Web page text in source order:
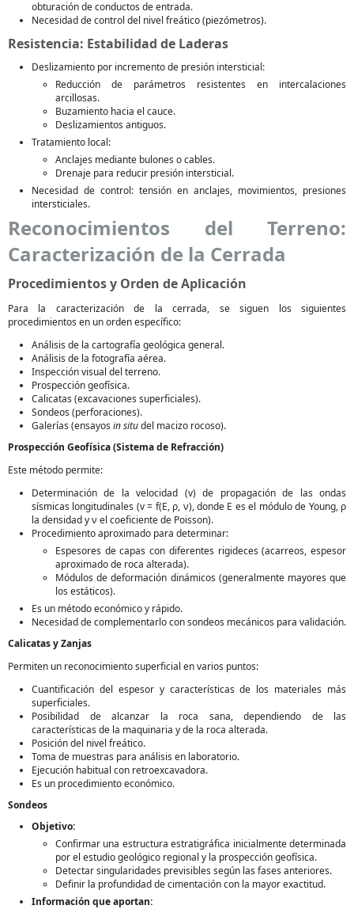
obturación de conductos de entrada.
Necesidad de control del nivel freático (piezómetros).
Resistencia: Estabilidad de Laderas
Deslizamiento por incremento de presión intersticial:
Reducción de parámetros resistentes en intercalaciones
arcillosas.
Buzamiento hacia el cauce.
Deslizamientos antiguos.
Tratamiento local:
Anclajes mediante bulones o cables.
Drenaje para reducir presión intersticial.
Necesidad de control: tensión en anclajes, movimientos, presiones
intersticiales.
Reconocimientos del Terreno:
Caracterización de la Cerrada
Procedimientos y Orden de Aplicación
Para la caracterización de la cerrada, se siguen los siguientes
procedimientos en un orden específico:
Análisis de la cartografía geológica general.
Análisis de la fotografía aérea.
Inspección visual del terreno.
Prospección geofísica.
Calicatas (excavaciones superficiales).
Sondeos (perforaciones).
Galerías (ensayos in situdel macizo rocoso).
Prospección Geofísica (Sistema de Refracción)
Este método permite:
Determinación de la velocidad (v) de propagación de las ondas
sísmicas longitudinales (v = f(E, ρ, ν), donde E es el módulo de Young, ρ
la densidad y ν el coeficiente de Poisson).
Procedimiento aproximado para determinar:
Espesores de capas con diferentes rigideces (acarreos, espesor
aproximado de roca alterada).
Módulos de deformación dinámicos (generalmente mayores que
los estáticos).
Es un método económico y rápido.
Necesidad de complementarlo con sondeos mecánicos para validación.
Calicatas y Zanjas
Permiten un reconocimiento superficial en varios puntos:
Cuantificación del espesor y características de los materiales más
superficiales.
Posibilidad de alcanzar la roca sana, dependiendo de las
características de la maquinaria y de la roca alterada.
Posición del nivel freático.
Toma de muestras para análisis en laboratorio.
Ejecución habitual con retroexcavadora.
Es un procedimiento económico.
Sondeos
Objetivo:
Confirmar una estructura estratigráfica inicialmente determinada
por el estudio geológico regional y la prospección geofísica.
Detectar singularidades previsibles según las fases anteriores.
Definir la profundidad de cimentación con la mayor exactitud.
Información que aportan: